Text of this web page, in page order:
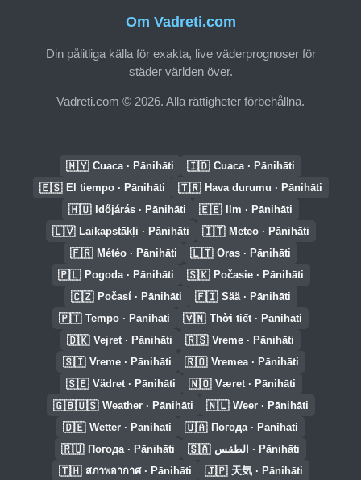
Om Vadreti.com
Din pålitliga källa för exakta, live väderprognoser för
städer världen över.
Vadreti.com © 2026. Alla rättigheter förbehållna.
🇲🇾 Cuaca · Pānihāti 🇮🇩 Cuaca · Pānihāti
🇪🇸 El tiempo · Pānihāti 🇹🇷 Hava durumu · Pānihāti
🇭🇺 Időjárás · Pānihāti 🇪🇪 Ilm · Pānihāti
🇱🇻 Laikapstākļi · Pānihāti 🇮🇹 Meteo · Pānihāti
🇫🇷 Météo · Pānihāti 🇱🇹 Oras · Pānihāti
🇵🇱 Pogoda · Pānihāti 🇸🇰 Počasie · Pānihāti
🇨🇿 Počasí · Pānihāti 🇫🇮 Sää · Pānihāti
🇵🇹 Tempo · Pānihāti 🇻🇳 Thời tiết · Pānihāti
🇩🇰 Vejret · Pānihāti 🇷🇸 Vreme · Pānihāti
🇸🇮 Vreme · Pānihāti 🇷🇴 Vremea · Pānihāti
🇸🇪 Vädret · Pānihāti 🇳🇴 Været · Pānihāti
🇬🇧🇺🇸 Weather · Pānihāti 🇳🇱 Weer · Pānihāti
🇩🇪 Wetter · Pānihāti 🇺🇦 Погода · Pānihāti
🇷🇺 Погода · Pānihāti 🇸🇦 الطقس · Pānihāti
🇹🇭 สภาพอากาศ · Pānihāti 🇯🇵 天気 · Pānihāti